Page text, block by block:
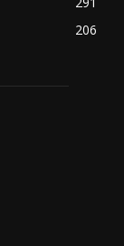
206